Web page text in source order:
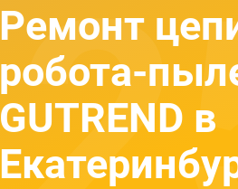
Ремонт
робота-
GUTREND в